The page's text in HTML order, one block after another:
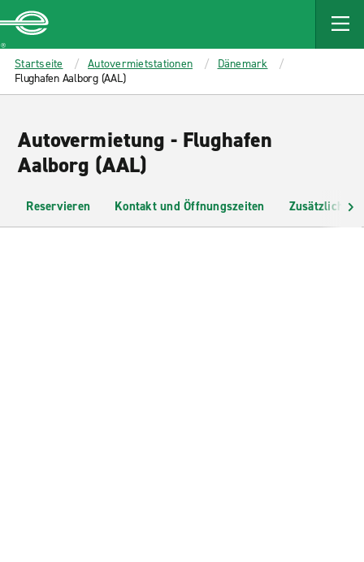
MAIN
CONTENT
Enterprise
Startseite Autovermietstationen
Dänemark
Flughafen Aalborg (AAL)
Autovermietung - Flughafen
Aalborg (AAL)
Reservieren Kontakt und Öffnungszeiten Zusätzliche